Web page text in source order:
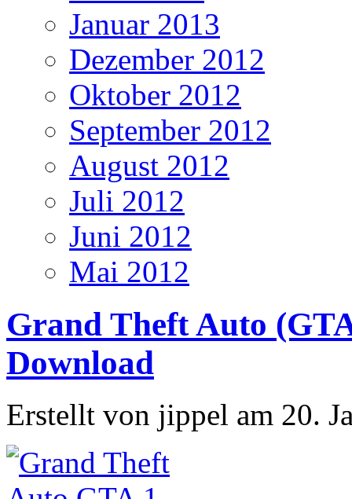
Januar 2013
Dezember 2012
Oktober 2012
September 2012
August 2012
Juli 2012
Juni 2012
Mai 2012
Grand Theft Auto
Download
Erstellt von jippel am 20.